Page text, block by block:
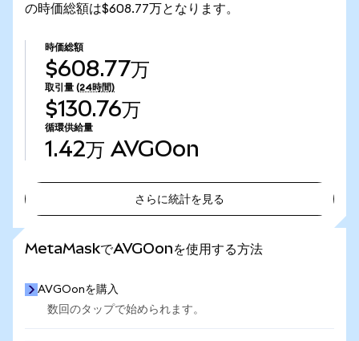
の時価総額は$608.77万となります。
時価総額
$608.77万
取引量 (24時間)
$130.76万
循環供給量
1.42万 AVGOon
さらに統計を見る
MetaMaskでAVGOonを使用する方法
AVGOonを購入
数回のタップで始められます。